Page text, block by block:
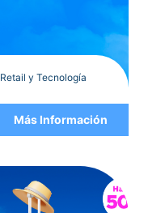
Retail y Tecnología
Más Información